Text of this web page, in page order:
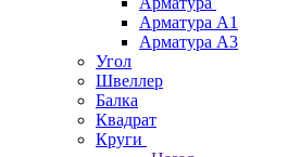
Арматура А1
Арматура А3
Угол
Швеллер
Балка
Квадрат
Круги